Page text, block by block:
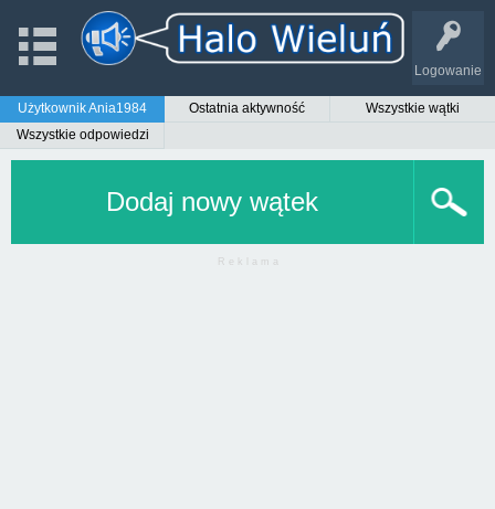
Logowanie
Użytkownik Ania1984 Ostatnia aktywność
Wszystkie wątki
Wszystkie odpowiedzi
Dodaj nowy wątek
R e k l a m a